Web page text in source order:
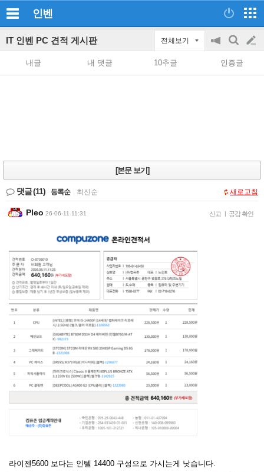
인벤
IT 인벤 PC 견적 게시판 전체보기
공
on/off
검
색
글
쓰
내글 내 댓글 10추글 인증글
[본문 보기]
댓글(11) 등록순 최신순 새로고침
Pleo 26-06-11 11:31 신고 | 공감 확인
라이젠5600 보다는 인텔 14400 구성으로 가시는게 낫습니다.